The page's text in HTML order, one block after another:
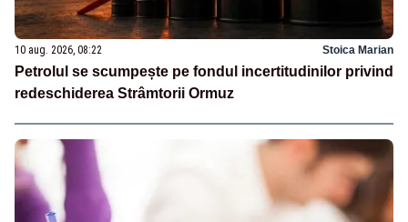
10 aug. 2026, 08:22 Stoica Marian
Petrolul se scumpește pe fondul incertitudinilor privind
redeschiderea Strâmtorii Ormuz